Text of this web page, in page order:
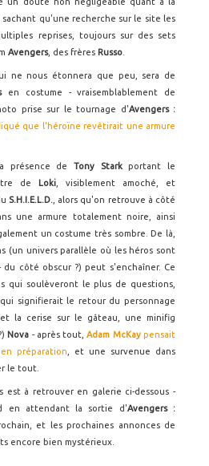
qu'une recherche sur le site les
reprises, toujours sur des sets
Avengers, des frères Russo
ne nous étonnera que peu, sera de
en costume - vraisemblablement de
prise sur le tournage d'Avengers :
que l'héroïne revêtirait une armure
présence de Tony Starkportant le
de Loki , visiblement amoché, et
S.H.I.E.L.D. , alors qu'on retrouve à côté
une armure totalement noire, ainsi
un costume très sombre. De là,
(un univers parallèle où les héros sont
côté obscur ?) peut s'enchaîner. Ce
qui soulèveront le plus de questions,
qui signifierait le retour du personnage
la cerise sur le gâteau, une minifig
Nova - après tout,Adam McKaypensait
préparation , et une survenue dans
le tout.
est à retrouver en galerie ci-dessous -
en attendant la sortie d'Avengers :
et les prochaines annonces de
encore bien mystérieux.